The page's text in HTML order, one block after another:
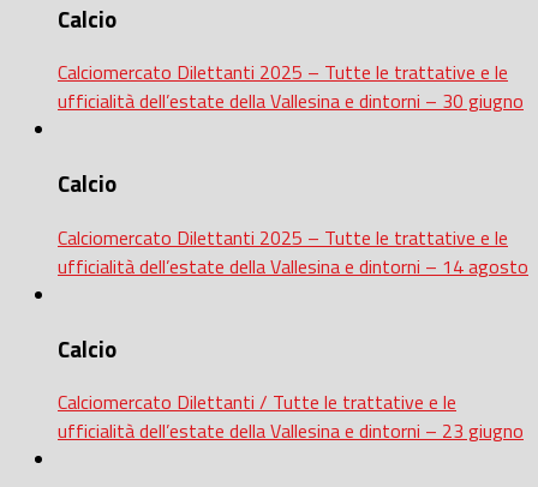
Calcio
Calciomercato Dilettanti 2025 – Tutte le trattative e le
ufficialità dell’estate della Vallesina e dintorni – 30 giugno
Calcio
Calciomercato Dilettanti 2025 – Tutte le trattative e le
ufficialità dell’estate della Vallesina e dintorni – 14 agosto
Calcio
Calciomercato Dilettanti / Tutte le trattative e le
ufficialità dell’estate della Vallesina e dintorni – 23 giugno